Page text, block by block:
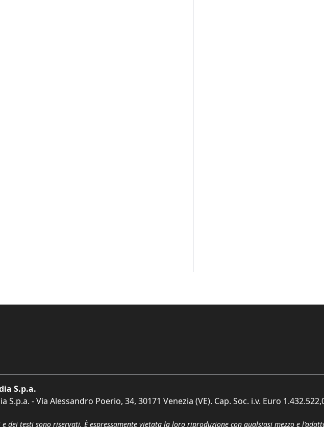
S.p.a.
- Via Alessandro Poerio, 34, 30171 Venezia (VE). Cap. Soc. i.v. Euro
dei testi sono riservati. È espressamente vietata la loro riproduzione con qualsiasi mezzo e